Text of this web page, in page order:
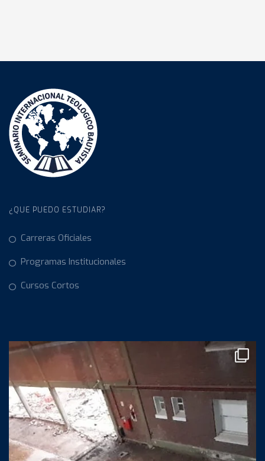
¿QUE PUEDO ESTUDIAR?
Carreras Oficiales
Programas Institucionales
Cursos Cortos